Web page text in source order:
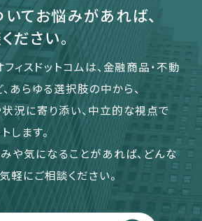
登録
てお悩みがあれば、
ださい。
ィスドットコムは、金融商品・不動
あらゆる選択肢の中から、
況に寄り添い、中立的な視点で
します。
や気になることがあれば、どんな
軽にご相談ください。